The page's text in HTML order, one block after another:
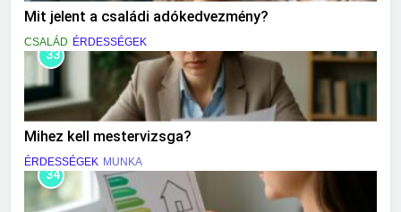
Mit jelent a családi adókedvezmény?
CSALÁD ÉRDESSÉGEK
33
Mihez kell mestervizsga?
ÉRDESSÉGEK MUNKA
34